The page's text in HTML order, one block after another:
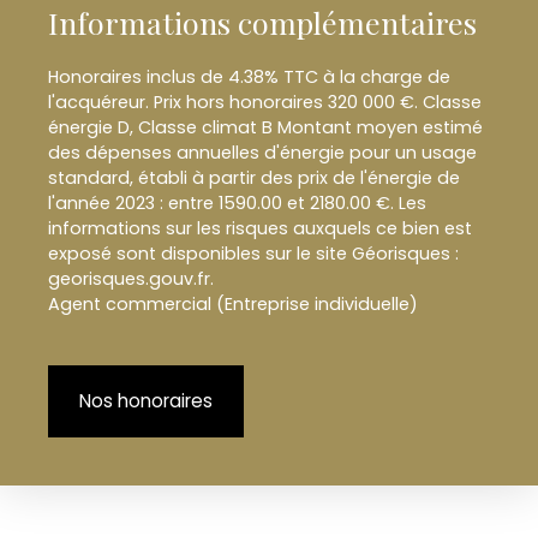
Informations complémentaires
Honoraires inclus de 4.38% TTC à la charge de
l'acquéreur. Prix hors honoraires 320 000 €. Classe
énergie D, Classe climat B Montant moyen estimé
des dépenses annuelles d'énergie pour un usage
standard, établi à partir des prix de l'énergie de
l'année 2023 : entre 1590.00 et 2180.00 €. Les
informations sur les risques auxquels ce bien est
exposé sont disponibles sur le site Géorisques :
georisques.gouv.fr.
Agent commercial (Entreprise individuelle)
Nos honoraires